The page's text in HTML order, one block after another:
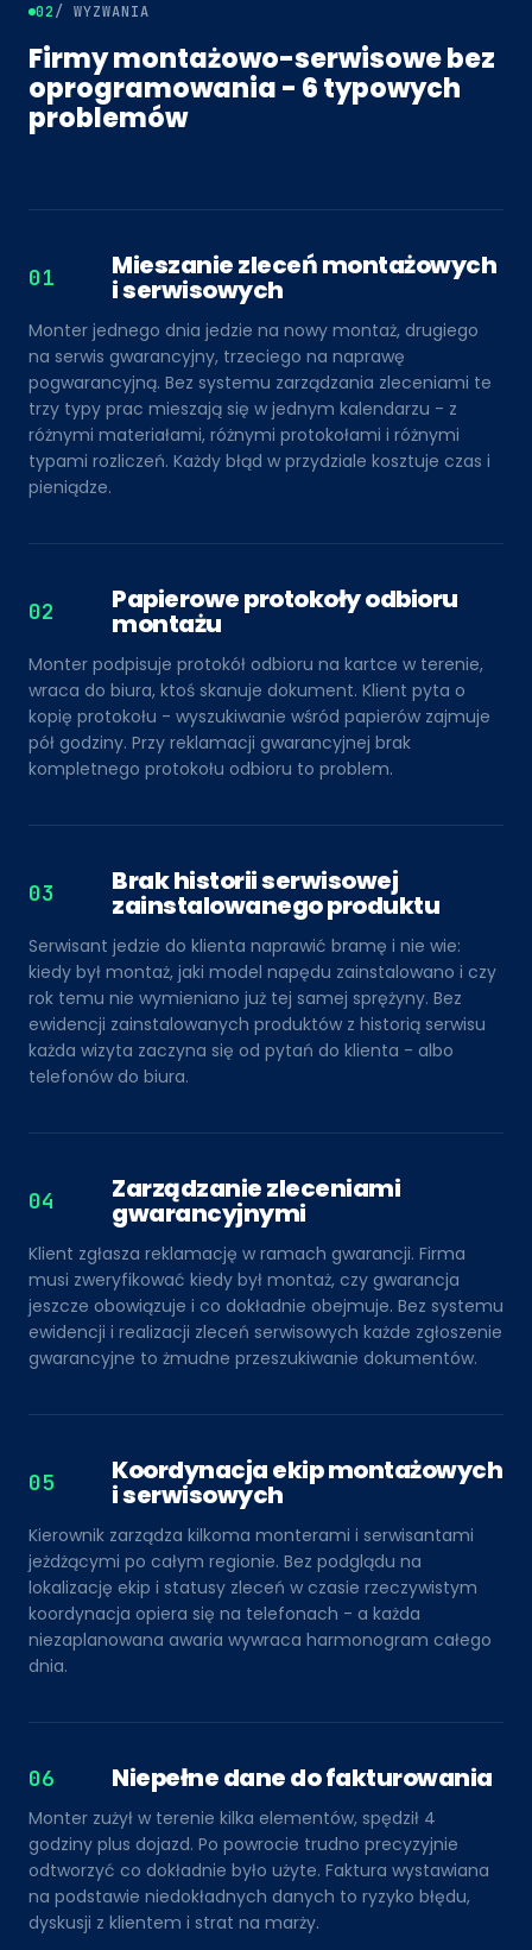
02/ WYZWANIA
Firmy montażowo-serwisowe bez
oprogramowania - 6 typowych
problemów
01 Mieszanie zleceń montażowych
i serwisowych
Monter jednego dnia jedzie na nowy montaż, drugiego
na serwis gwarancyjny, trzeciego na naprawę
pogwarancyjną. Bez systemu zarządzania zleceniami te
trzy typy prac mieszają się w jednym kalendarzu - z
różnymi materiałami, różnymi protokołami i różnymi
typami rozliczeń. Każdy błąd w przydziale kosztuje czas i
pieniądze.
02 Papierowe protokoły odbioru
montażu
Monter podpisuje protokół odbioru na kartce w terenie,
wraca do biura, ktoś skanuje dokument. Klient pyta o
kopię protokołu - wyszukiwanie wśród papierów zajmuje
pół godziny. Przy reklamacji gwarancyjnej brak
kompletnego protokołu odbioru to problem.
03 Brak historii serwisowej
zainstalowanego produktu
Serwisant jedzie do klienta naprawić bramę i nie wie:
kiedy był montaż, jaki model napędu zainstalowano i czy
rok temu nie wymieniano już tej samej sprężyny. Bez
ewidencji zainstalowanych produktów z historią serwisu
każda wizyta zaczyna się od pytań do klienta - albo
telefonów do biura.
04 Zarządzanie zleceniami
gwarancyjnymi
Klient zgłasza reklamację w ramach gwarancji. Firma
musi zweryfikować kiedy był montaż, czy gwarancja
jeszcze obowiązuje i co dokładnie obejmuje. Bez systemu
ewidencji i realizacji zleceń serwisowych każde zgłoszenie
gwarancyjne to żmudne przeszukiwanie dokumentów.
05 Koordynacja ekip montażowych
i serwisowych
Kierownik zarządza kilkoma monterami i serwisantami
jeżdżącymi po całym regionie. Bez podglądu na
lokalizację ekip i statusy zleceń w czasie rzeczywistym
koordynacja opiera się na telefonach - a każda
niezaplanowana awaria wywraca harmonogram całego
dnia.
06 Niepełne dane do fakturowania
Monter zużył w terenie kilka elementów, spędził 4
godziny plus dojazd. Po powrocie trudno precyzyjnie
odtworzyć co dokładnie było użyte. Faktura wystawiana
na podstawie niedokładnych danych to ryzyko błędu,
dyskusji z klientem i strat na marży.